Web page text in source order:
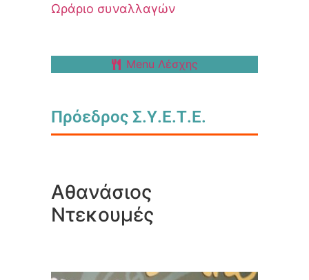
Ωράριο συναλλαγών
Menu Λέσχης
Πρόεδρος Σ.Υ.Ε.Τ.Ε.
Αθανάσιος
Ντεκουμές